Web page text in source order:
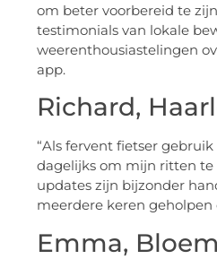
om beter voorbereid te
testimonials van lokale
weerenthousiastelingen
app.
Richard,
“Als fervent fietser
dagelijks om mijn ritten
updates zijn bijzonder
meerdere keren geholpen
Emma,